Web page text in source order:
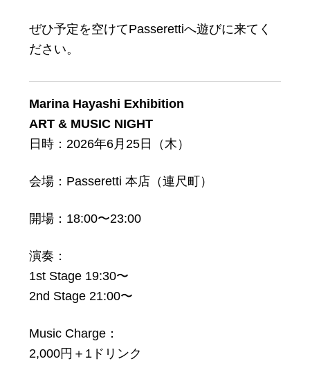
ぜひ予定を空けてPasserettiへ遊びに来てく
ださい。
Marina Hayashi Exhibition
ART & MUSIC NIGHT
日時：2026年6月25日（木）
会場：Passeretti 本店（連尺町）
開場：18:00〜23:00
演奏：
1st Stage 19:30〜
2nd Stage 21:00〜
Music Charge：
2,000円＋1ドリンク